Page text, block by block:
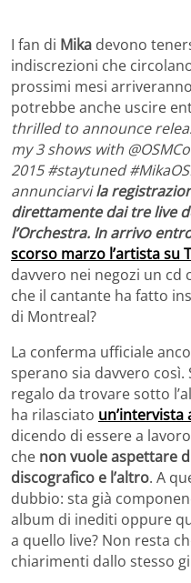
I fan di Mika devono
indiscrezioni che
prossimi mesi arriveranno
potrebbe anche uscire
thrilled to announce
my 3 shows with
2015 #staytuned
annunciarvila
direttamente dai tre live
l’Orchestra. In arrivo
scorso marzo l’artista su
davvero nei negozi un cd
che il cantante ha fatto
di Montreal?
La conferma ufficiale
sperano sia davvero
regalo da trovare sotto
ha rilasciato un’intervista
dicendo di essere a
che non vuole aspettare
discografico e l’altro. A
dubbio: sta già
album di inediti oppure
a quello live? Non resta
chiarimenti dallo stesso